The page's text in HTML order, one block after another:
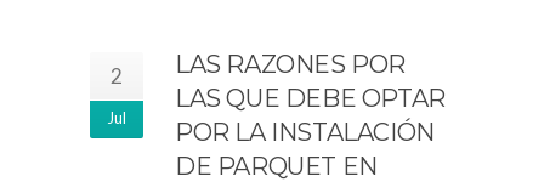
2
Jul
LAS RAZONES POR
LAS QUE DEBE OPTAR
POR LA INSTALACIÓN
DE PARQUET EN